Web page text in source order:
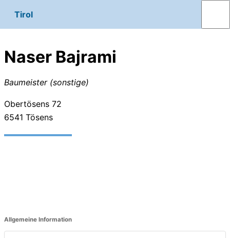
Tirol
Naser Bajrami
Baumeister (sonstige)
Obertösens 72
6541 Tösens
Allgemeine Information